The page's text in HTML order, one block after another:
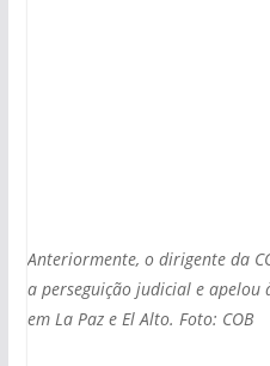
Anteriormente, o dirigente da
a perseguição judicial e apelou
em La Paz e El Alto. Foto: COB